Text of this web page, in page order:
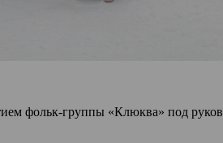
фольк-группы «Клюква» под